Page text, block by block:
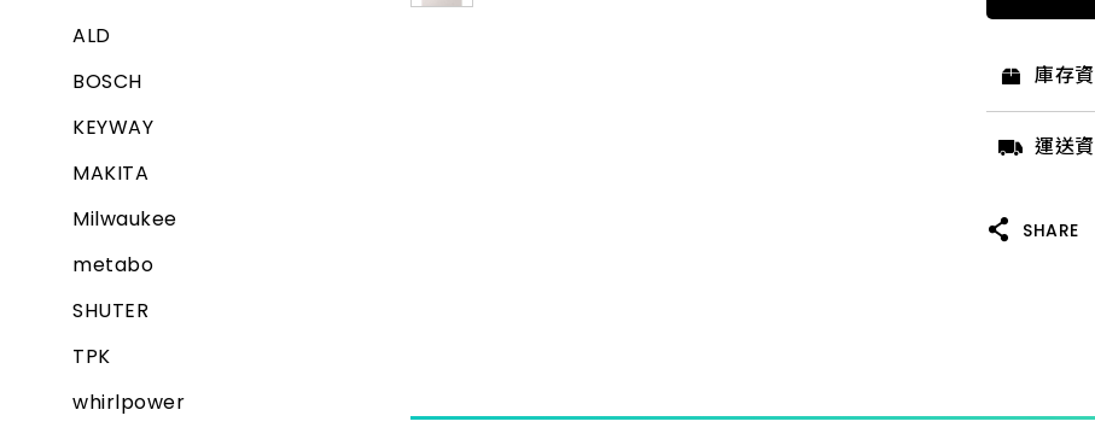
ALD
BOSCH
KEYWAY
MAKITA
Milwaukee
metabo
SHUTER
TPK
whirlpower
庫存
運送
SHARE